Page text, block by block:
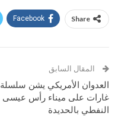
Share
Facebook
المقال السابق
العدوان الأمريكي يشن سلسلة
غارات على ميناء رأس عيسى
النفطي بالحديدة